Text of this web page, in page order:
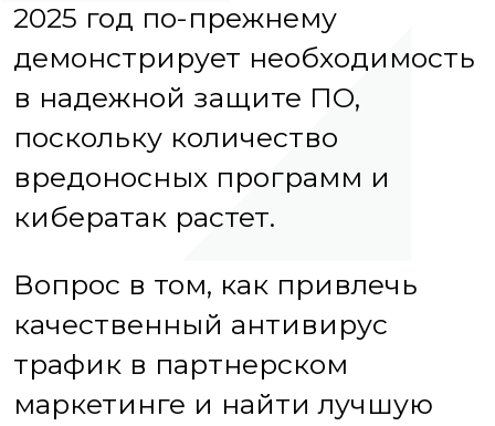
2025 год по-прежнему
демонстрирует необходимость
в надежной защите ПО,
поскольку количество
вредоносных программ и
кибератак растет.
Вопрос в том, как привлечь
качественный антивирус
трафик в партнерском
маркетинге и найти лучшую